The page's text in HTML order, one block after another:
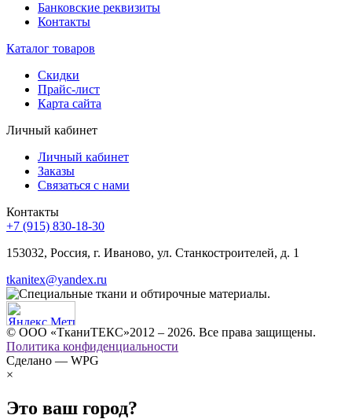
Банковские реквизиты
Контакты
Каталог товаров
Скидки
Прайс-лист
Карта сайта
Личный кабинет
Личный кабинет
Заказы
Связаться с нами
Контакты
+7 (915) 830-18-30
153032, Россия, г. Иваново, ул. Станкостроителей, д. 1
tkanitex@yandex.ru
© ООО «ТканиТЕКС»2012 – 2026. Все права защищены.
Политика конфиденциальности
Сделано — WPG
×
Это ваш город?